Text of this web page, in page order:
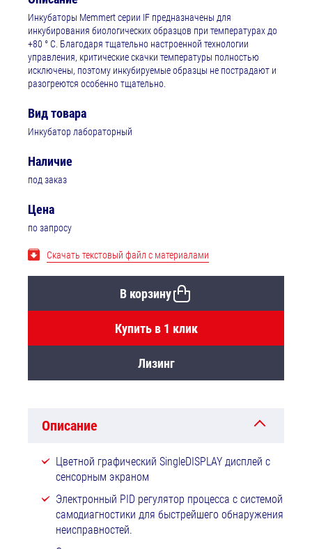
Инкубаторы Memmert серии IF предназначены для
инкубирования биологических образцов при температурах до
+80 ° C. Благодаря тщательно настроенной технологии
управления, критические скачки температуры полностью
исключены, поэтому инкубируемые образцы не пострадают и
разогреются особенно тщательно.
Вид товара
Инкубатор лабораторный
Наличие
под заказ
Цена
по запросу
Скачать текстовый файл с материалами
В корзину
Купить в 1 клик
Лизинг
Описание
Цветной графический SingleDISPLAY дисплей с
сенсорным экраном
Электронный PID регулятор процесса с системой
самодиагностики для быстрейшего обнаружения
неисправностей.